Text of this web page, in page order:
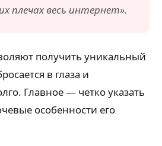
плечах весь интернет».
получить уникальный
в глаза и
Главное — четко указать
особенности его